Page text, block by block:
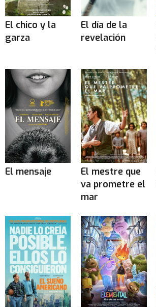
El chico y la
garza
El día de la
revelación
El mensaje
El mestre que
va prometre el
mar